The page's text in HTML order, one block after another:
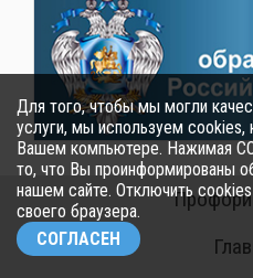
Для того, чтобы мы могли
услуги, мы используем cookies,
Вашем компьютере. Нажимая
то, что Вы проинформированы
нашем сайте. Отключить
своего браузера.
СОГЛАСЕН